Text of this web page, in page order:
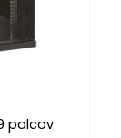
palcov